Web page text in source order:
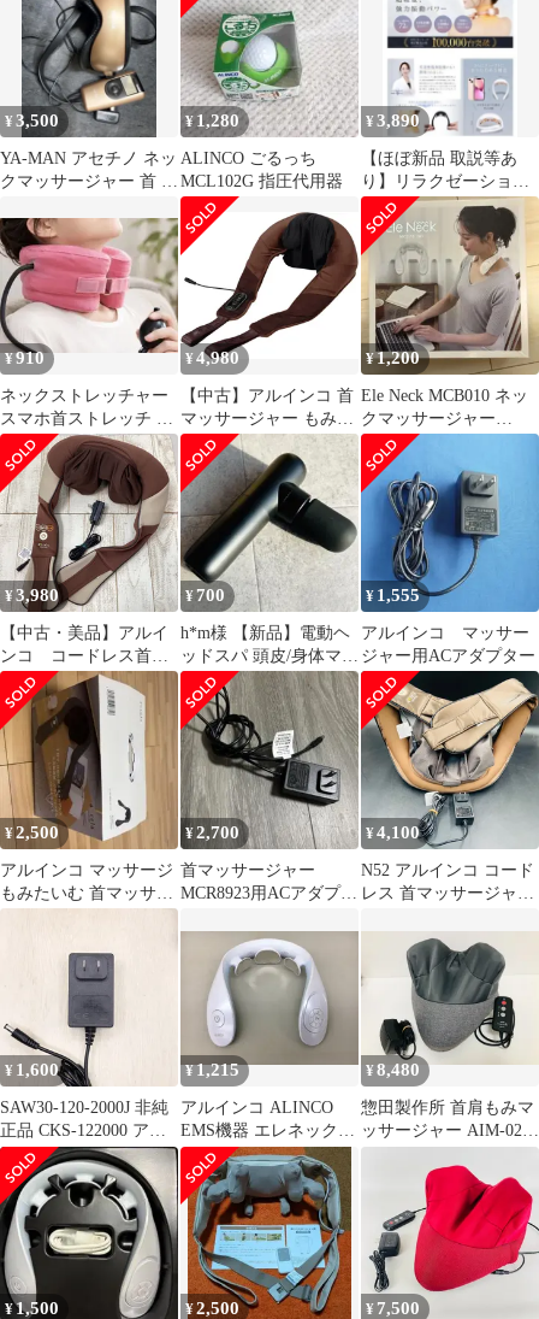
使用
¥3,500
YA-MAN アセチノ ネッ
クマッサージャー 首 肩
済み
¥ 1,280
ALINCO ごるっち
MCL102G 指圧代用器
¥3,890
【ほぼ新品 取説等あ
り】リラクゼーション/
マッサージ 首肩
¥910
ネックストレッチャー
スマホ首ストレッチ 空
気注入式 ピンク
¥4,980
【中古】アルインコ 首
マッサージャー もみた
いむ ブラウン
MCR8315T
¥1,200
Ele Neck MCB010 ネッ
クマッサージャー
ALINCO
¥3,980
【中古・美品】アルイ
ンコ コードレス首マ
ッサージャー もみた
いむ MCR8719
¥700
h*m様 【新品】電動ヘ
ッドスパ 頭皮/身体マッ
サージ リラックス 防水
¥ 1,555
アルインコ マッサー
ジャー用ACアダプター
¥2,500
アルインコ マッサージ
もみたいむ 首マッサー
¥2,700
首マッサージャー
MCR8923用ACアダプタ
¥4,100
N52 アルインコ コード
レス 首マッサージャー
¥ 1,600
SAW30-120-2000J 非純
正品 CKS-122000 アル
インコ MCR8118
ALINCO マッサージク
ッション ACアダプター
もみたいむ MCR8415
首マッサージャー マッ
サージ器 12V 2A セン
タープラス 60-01011-
432
¥1,215
アルインコ ALINCO
EMS機器 エレネック
Ele Neck MCB010 ホワ
イト 2601LS159
¥8,480
惣田製作所 首肩もみマ
ッサージャー AIM-029
ポルト ほぐエール
¥1,500 ¥2,500 ¥ 7,500